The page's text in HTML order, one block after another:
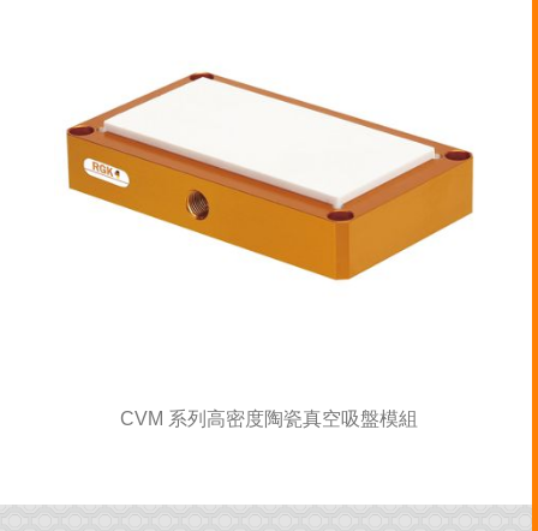
CVM 系列高密度陶瓷真空吸盤模組